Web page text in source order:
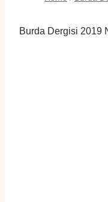
Burda Dergisi 2019